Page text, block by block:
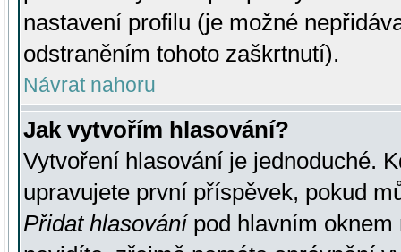
nastavení profilu (je možné
odstraněním tohoto zaškrtnutí).
Návrat nahoru
Jak vytvořím hlasování?
Vytvoření hlasování je jednoduché.
upravujete první příspěvek, pokud
Přidat hlasovánípod hlavním oknem